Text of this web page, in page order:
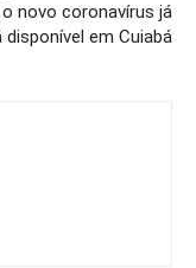
novo coronavírus já
disponível em Cuiabá